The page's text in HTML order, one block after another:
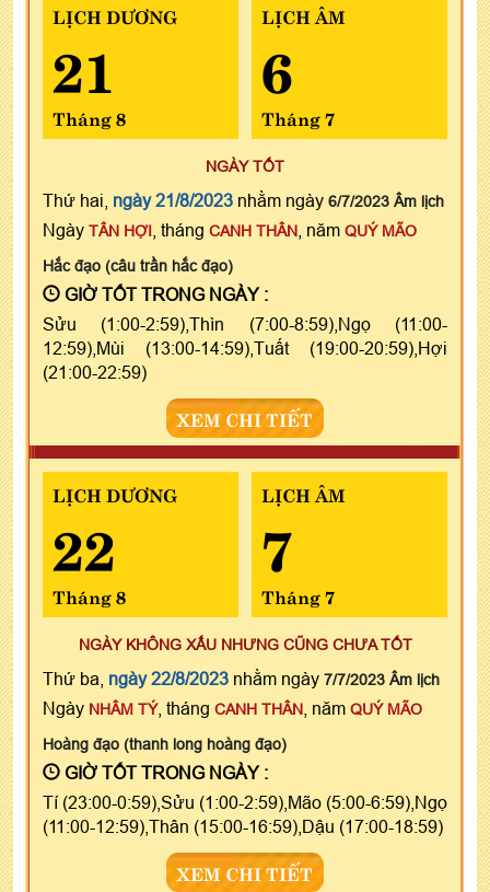
LỊCH DƯƠNG
21
Tháng 8
LỊCH ÂM
6
Tháng 7
NGÀY TỐT
Thứ hai, ngày 21/8/2023 nhằm ngày 6/7/2023 Âm lịch
Ngày TÂN HỢI , tháng CANH THÂN , năm QUÝ MÃO
Hắc đạo (câu trần hắc đạo)
GIỜ TỐT TRONG NGÀY :
Sửu (1:00-2:59),Thìn (7:00-8:59),Ngọ (11:00-
12:59),Mùi (13:00-14:59),Tuất (19:00-20:59),Hợi
(21:00-22:59)
XEM CHI TIẾT
LỊCH DƯƠNG
22
Tháng 8
LỊCH ÂM
7
Tháng 7
NGÀY KHÔNG XẤU NHƯNG CŨNG CHƯA TỐT
Thứ ba, ngày 22/8/2023 nhằm ngày 7/7/2023 Âm lịch
Ngày NHÂM TÝ, tháng CANH THÂN , năm QUÝ MÃO
Hoàng đạo (thanh long hoàng đạo)
GIỜ TỐT TRONG NGÀY :
Tí (23:00-0:59),Sửu (1:00-2:59),Mão (5:00-6:59),Ngọ
(11:00-12:59),Thân (15:00-16:59),Dậu (17:00-18:59)
XEM CHI TIẾT